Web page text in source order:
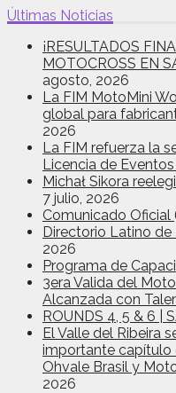
Últimas Noticias
¡RESULTADOS
MOTOCROSS EN
agosto, 2026
La FIM MotoMini
global para
2026
La FIM refuerza la
Licencia de
Michał Sikora
7 julio, 2026
Comunicado Oficial
Directorio Latino
2026
Programa de
3era Valida del
Alcanzada con
ROUNDS 4, 5 & 6 |
El Valle del Ribeira
importante capítulo
Ohvale Brasil y
2026